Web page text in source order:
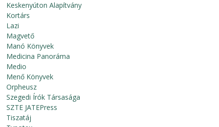
Keskenyúton Alapítvány
Kortárs
Lazi
Magvető
Manó Könyvek
Medicina Panoráma
Medio
Menő Könyvek
Orpheusz
Szegedi Írók Társasága
SZTE JATEPress
Tiszatáj